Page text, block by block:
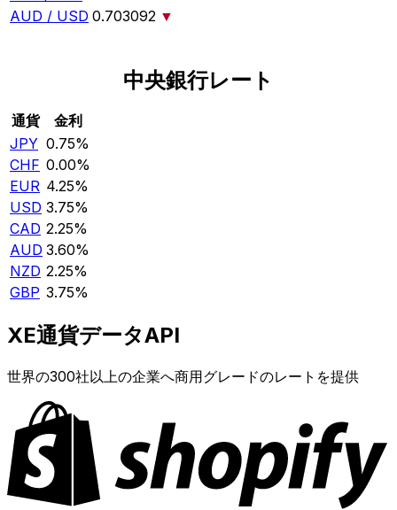
AUD / USD 0.703092 ▼
中央銀行レート
通貨
金利
JPY 0.75%
CHF 0.00%
EUR 4.25%
USD 3.75%
CAD 2.25%
AUD 3.60%
NZD 2.25%
GBP 3.75%
XE通貨データAPI
世界の300社以上の企業へ商用グレードのレートを提供